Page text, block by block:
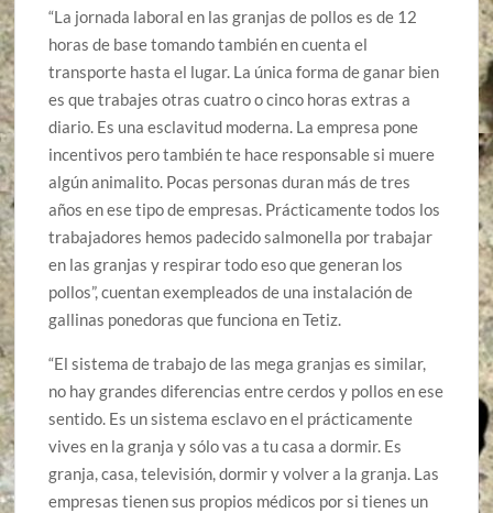
“La jornada laboral en las granjas de pollos es de 12
horas de base tomando también en cuenta el
transporte hasta el lugar. La única forma de ganar bien
es que trabajes otras cuatro o cinco horas extras a
diario. Es una esclavitud moderna. La empresa pone
incentivos pero también te hace responsable si muere
algún animalito. Pocas personas duran más de tres
años en ese tipo de empresas. Prácticamente todos los
trabajadores hemos padecido salmonella por trabajar
en las granjas y respirar todo eso que generan los
pollos”, cuentan exempleados de una instalación de
gallinas ponedoras que funciona en Tetiz.
“El sistema de trabajo de las mega granjas es similar,
no hay grandes diferencias entre cerdos y pollos en ese
sentido. Es un sistema esclavo en el prácticamente
vives en la granja y sólo vas a tu casa a dormir. Es
granja, casa, televisión, dormir y volver a la granja. Las
empresas tienen sus propios médicos por si tienes un